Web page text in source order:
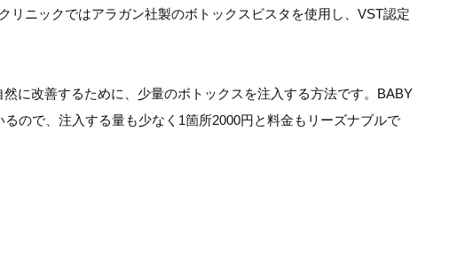
ニックではアラガン社製のボトックスビスタを使用し、VST認定
に改善するために、少量のボトックスを注入する方法です。BABY
るので、注入する量も少なく1箇所2000円と料金もリーズナブルで